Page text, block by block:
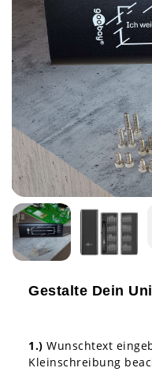
Gestalte Dein
1.) Wunschtext
Kleinschreibung